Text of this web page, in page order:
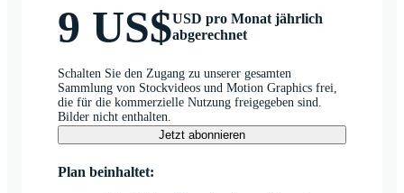
9 US$USD pro Monat jährlich
abgerechnet
Schalten Sie den Zugang zu unserer gesamten
Sammlung von Stockvideos und Motion Graphics frei,
die für die kommerzielle Nutzung freigegeben sind.
Bilder nicht enthalten.
Jetzt abonnieren
Plan beinhaltet: